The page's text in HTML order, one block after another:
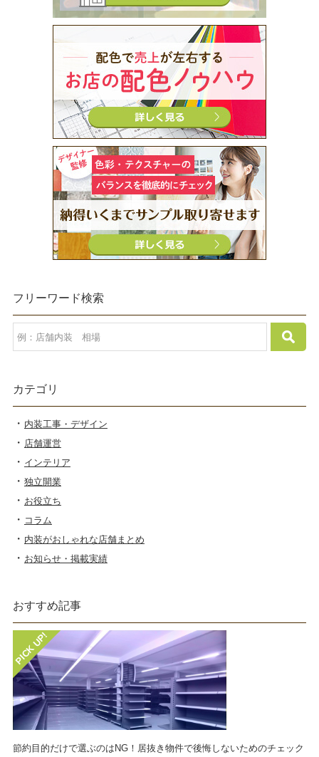
フリーワード検索
カテゴリ
内装工事・デザイン
店舗運営
インテリア
独立開業
お役立ち
コラム
内装がおしゃれな店舗まとめ
お知らせ・掲載実績
おすすめ記事
節約目的だけで選ぶのはNG！居抜き物件で後悔しないためのチェック